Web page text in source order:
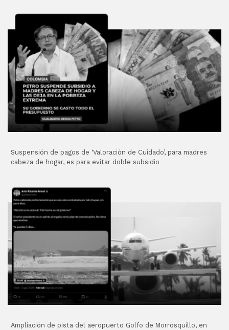
Suspensión de pagos de ‘Valoración de Cuidado’, para madres
cabeza de hogar, es para evitar doble subsidio
Ampliación de pista del aeropuerto Golfo de Morrosquillo, en